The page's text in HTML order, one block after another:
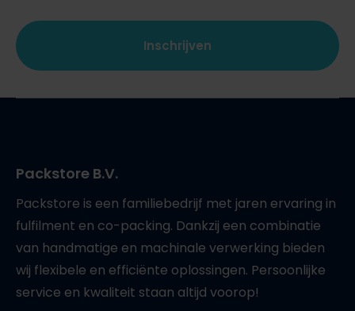
Packstore B.V.
Packstore is een familiebedrijf met jaren ervaring in
fulfilment en co-packing. Dankzij een combinatie
van handmatige en machinale verwerking bieden
wij flexibele en efficiënte oplossingen. Persoonlijke
service en kwaliteit staan altijd voorop!